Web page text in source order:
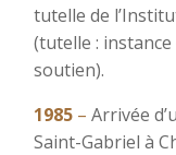
tutelle de
(tutelle : instance
soutien).
1985 – Arrivée
Saint-Gabriel à